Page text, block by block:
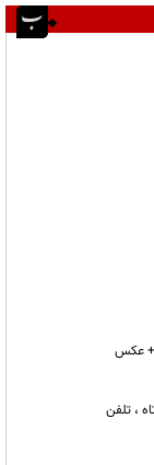
+ عکس
، تلفن